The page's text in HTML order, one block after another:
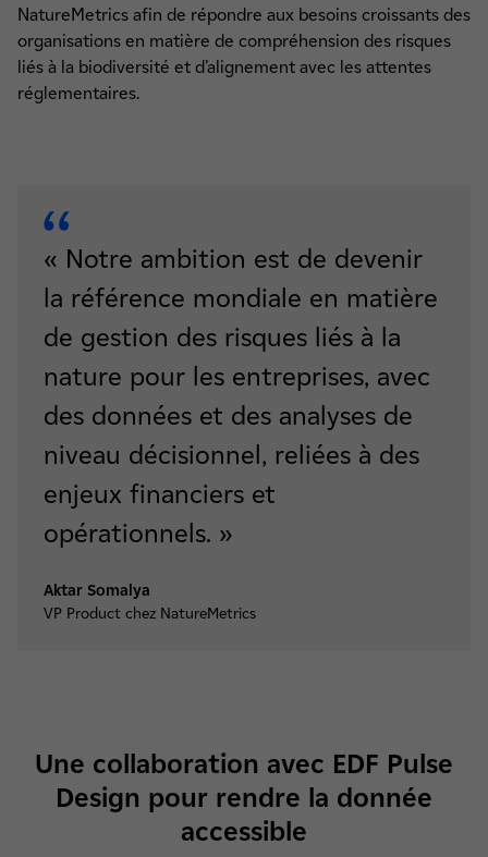
NatureMetrics afin de répondre aux besoins croissants des
organisations en matière de compréhension des risques
liés à la biodiversité et d’alignement avec les attentes
réglementaires.
« Notre ambition est de devenir
la référence mondiale en matière
de gestion des risques liés à la
nature pour les entreprises, avec
des données et des analyses de
niveau décisionnel, reliées à des
enjeux financiers et
opérationnels. »
Aktar Somalya
VP Product chez NatureMetrics
Une collaboration avec EDF Pulse
Design pour rendre la donnée
accessible